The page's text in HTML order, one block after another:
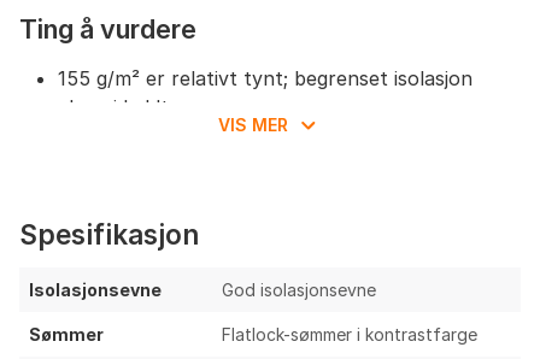
Ting å vurdere
155 g/m² er relativt tynt; begrenset isolasjon
alene i kaldt vær
Ingen vind- eller vannbeskyttelse; krever
(sekkestropper/klatring) selv med behandling
Ingen hette og ingen brystlomme; færre lagrings-
og beskyttelsesmuligheter
over tid er typisk for lett fleece
VIS MER
Spesifikasjon
Isolasjonsevne God isolasjonsevne
Sømmer Flatlock-sømmer i kontrastfarge